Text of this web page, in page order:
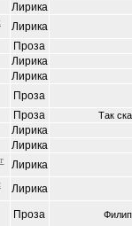
Лирика
Лирика
Проза
Лирика
Лирика
Проза
Проза
Так
Лирика
Лирика
Лирика
Лирика
Проза